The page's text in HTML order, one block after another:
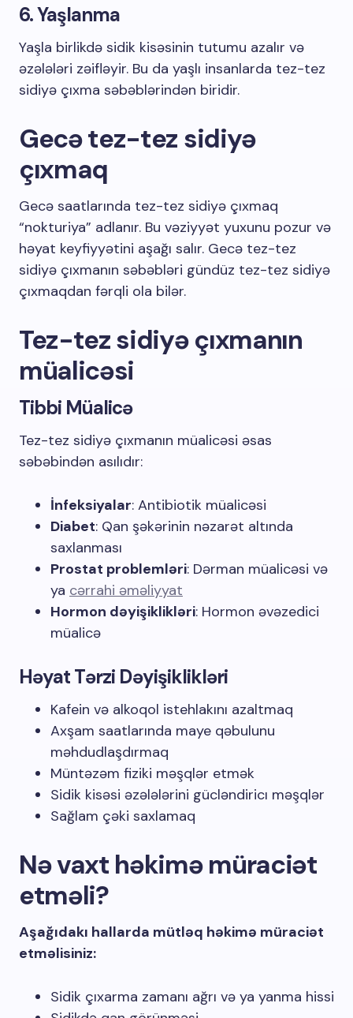
6. Yaşlanma
Yaşla birlikdə sidik kisəsinin tutumu azalır və
əzələləri zəifləyir. Bu da yaşlı insanlarda tez-tez
sidiyə çıxma səbəblərindən biridir.
Gecə tez-tez sidiyə
çıxmaq
Gecə saatlarında tez-tez sidiyə çıxmaq
“nokturiya” adlanır. Bu vəziyyət yuxunu pozur və
həyat keyfiyyətini aşağı salır. Gecə tez-tez
sidiyə çıxmanın səbəbləri gündüz tez-tez sidiyə
çıxmaqdan fərqli ola bilər.
Tez-tez sidiyə çıxmanın
müalicəsi
Tibbi Müalicə
Tez-tez sidiyə çıxmanın müalicəsi əsas
səbəbindən asılıdır:
İnfeksiyalar: Antibiotik müalicəsi
Diabet: Qan şəkərinin nəzarət altında
saxlanması
Prostat problemləri: Dərman müalicəsi və
ya cərrahi əməliyyat
Hormon dəyişiklikləri: Hormon əvəzedici
müalicə
Həyat Tərzi Dəyişiklikləri
Kafein və alkoqol istehlakını azaltmaq
Axşam saatlarında maye qəbulunu
məhdudlaşdırmaq
Müntəzəm fiziki məşqlər etmək
Sidik kisəsi əzələlərini gücləndiricı məşqlər
Sağlam çəki saxlamaq
Nə vaxt həkimə müraciət
etməli?
Aşağıdakı hallarda mütləq həkimə müraciət
etməlisiniz:
Sidik çıxarma zamanı ağrı və ya yanma hissi